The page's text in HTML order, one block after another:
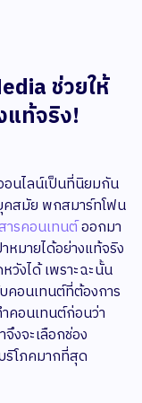
ช่วยให้
แท้จริง!
นไลน์เป็นที่นิยมกัน
สมัย พกสมาร์ทโฟน
ารคอนเทนต์ออกมา
หมายได้อย่างแท้จริง
วังได้ เพราะฉะนั้น
คอนเทนต์ที่ต้องการ
คอนเทนต์ก่อนว่า
งจะเลือกช่อง
ริโภคมากที่สุด